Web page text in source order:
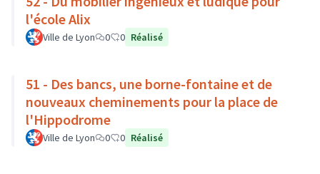
l'école Alix
Ville de Lyon 0 0 Réalisé
51 - Des bancs, une borne-fontaine et de
nouveaux cheminements pour la place de
l'Hippodrome
Ville de Lyon 0 0 Réalisé